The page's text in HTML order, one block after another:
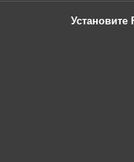
Установите